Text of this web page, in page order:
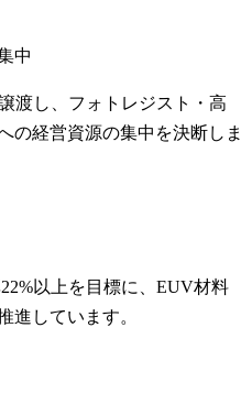
中
渡し、フォトレジスト・高
の経営資源の集中を決断しま
以上を目標に、EUV材料
進しています。